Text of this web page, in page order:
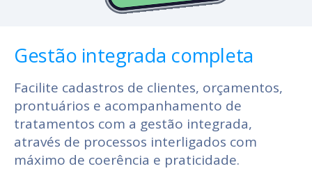
Gestão integrada completa
Facilite cadastros de clientes, orçamentos,
prontuários e acompanhamento de
tratamentos com a gestão integrada,
através de processos interligados com
máximo de coerência e praticidade.